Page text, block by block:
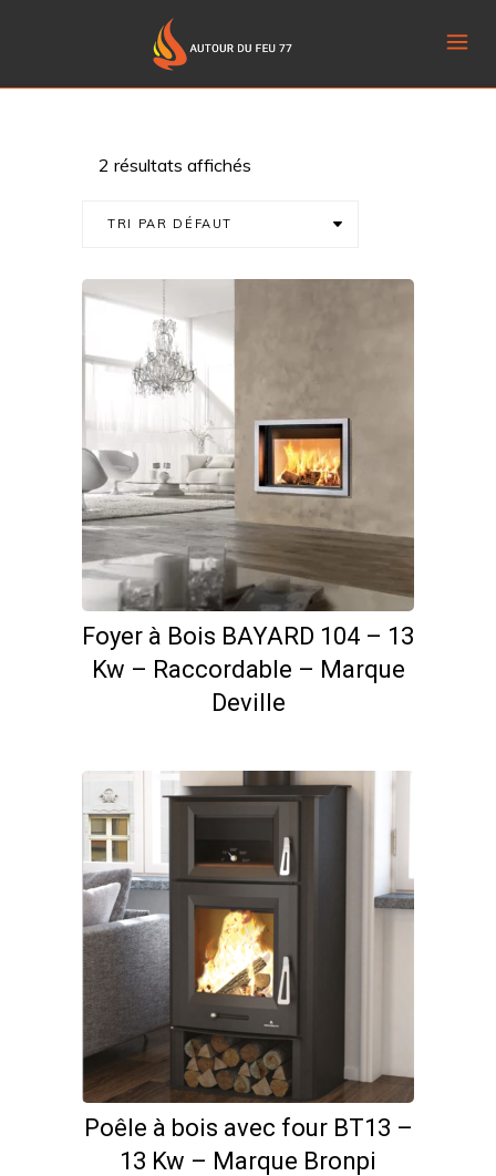
2 résultats affichés
TRI PAR DÉFAUT
Foyer à Bois BAYARD 104 – 13
Kw – Raccordable – Marque
Deville
Poêle à bois avec four BT13 –
13 Kw – Marque Bronpi